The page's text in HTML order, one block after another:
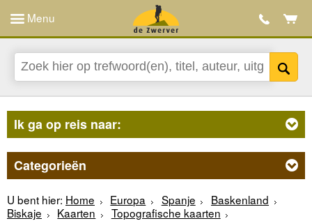
Menu
Ik ga op reis naar:
Categorieën
U bent hier: Home Europa Spanje
Baskenland
Biskaje
Kaarten Topografische kaarten